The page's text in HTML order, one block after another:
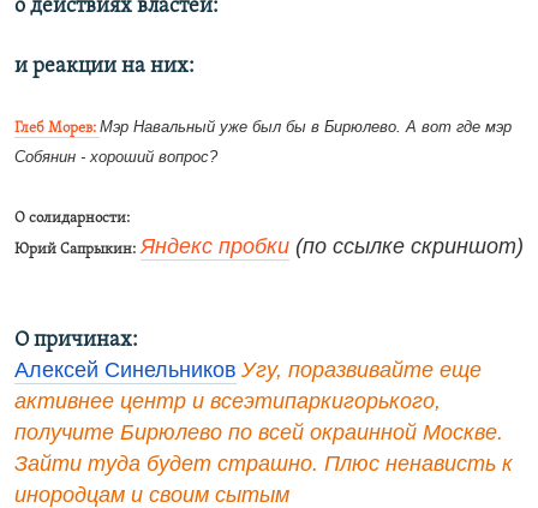
о действиях властей:
и реакции на них:
Глеб Морев: Мэр Навальный уже был бы в Бирюлево. А вот где мэр
Собянин - хороший вопрос?
О солидарности:
Юрий Сапрыкин: Яндекс пробки (по ссылке скриншот)
О причинах:
Алексей Синельников Угу, поразвивайте еще
активнее центр и всеэтипаркигорького,
получите Бирюлево по всей окраинной Москве.
Зайти туда будет страшно. Плюс ненависть к
инородцам и своим сытым